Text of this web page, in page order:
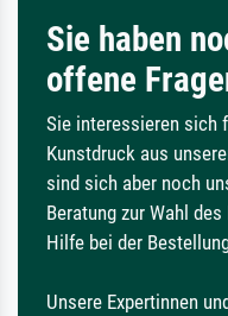
Sie haben
offene
Sie interessieren sich
Kunstdruck aus
sind sich aber noch
Beratung zur Wahl
Hilfe bei der
Unsere Expertinnen